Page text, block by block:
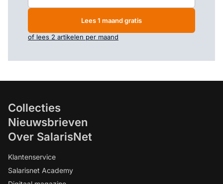
Lees 1 maand gratis
of lees 2 artikelen per maand
Collecties
Nieuwsbrieven
Over SalarisNet
Klantenservice
Salarisnet Academy